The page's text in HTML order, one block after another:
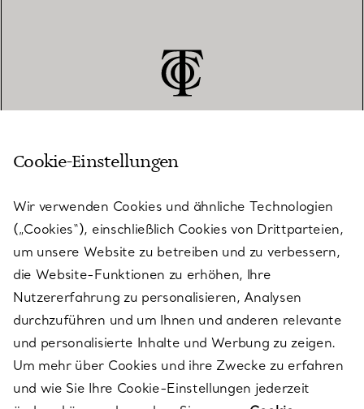
KUNDENSERVICE
SERVICES
ÜBER TIFFANY & CO.
RECHTLICHE HINWEISE
Cookie-Einstellungen
Wir verwenden Cookies und ähnliche Technologien
(„Cookies“), einschließlich Cookies von Drittparteien,
um unsere Website zu betreiben und zu verbessern,
die Website-Funktionen zu erhöhen, Ihre
Nutzererfahrung zu personalisieren, Analysen
durchzuführen und um Ihnen und anderen relevante
und personalisierte Inhalte und Werbung zu zeigen.
Um mehr über Cookies und ihre Zwecke zu erfahren
und wie Sie Ihre Cookie-Einstellungen jederzeit